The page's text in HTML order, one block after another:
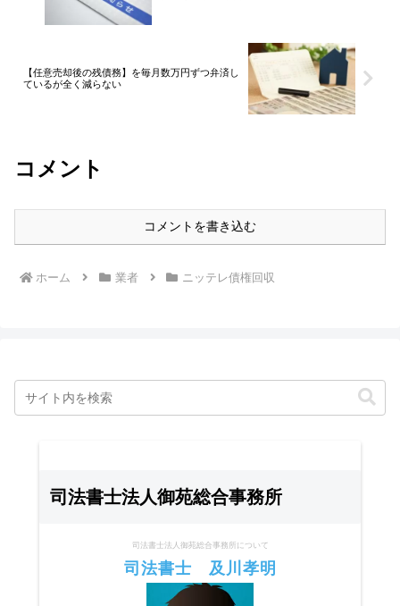
【任意売却後の残債務】を毎月数万円ずつ弁済し
ているが全く減らない
コメント
コメントを書き込む
ホーム 業者 ニッテレ債権回収
司法書士法人御苑総合事務所
司法書士法人御苑総合事務所について
司法書士 及川孝明